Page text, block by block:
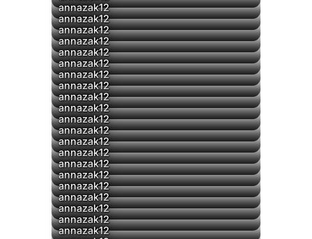
▶
annazak12
▶
annazak12
▶
annazak12
▶
annazak12
annazak12
annazak12
▶
annazak12
▶
annazak12
annazak12
▶
annazak12
annazak12
▶
annazak12
annazak12
▶
annazak12
▶
annazak12
▶
annazak12
▶
annazak12
▶
annazak12
▶
annazak12
▶
annazak12
annazak12